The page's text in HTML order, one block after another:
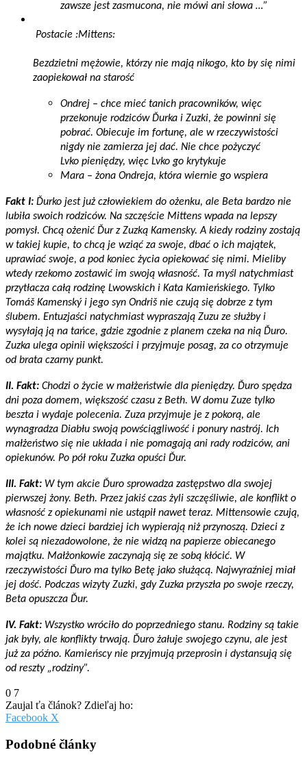
zawsze jest zasmucona, nie mówi ani słowa …”
Postacie :Mittens:
Bezdzietni mężowie, którzy nie mają nikogo, kto by się nimi
zaopiekował na starość
Ondrej – chce mieć tanich pracowników, więc
przekonuje rodziców Ďurka i Zuzki, że powinni się
pobrać. Obiecuje im fortunę, ale w rzeczywistości
nigdy nie zamierza jej dać. Nie chce pożyczyć
Lvko pieniędzy, więc Lvko go krytykuje
Mara – żona Ondreja, która wiernie go wspiera
Fakt I: Ďurko jest już człowiekiem do ożenku, ale Beta bardzo nie
lubiła swoich rodziców. Na szczęście Mittens wpada na lepszy
pomysł. Chcą ożenić Ďur z Zuzką Kamensky. A kiedy rodziny zostają
w takiej kupie, to chcą je wziąć za swoje, dbać o ich majątek,
uprawiać swoje, a pod koniec życia opiekować się nimi. Mieliby
wtedy rzekomo zostawić im swoją własność. Ta myśl natychmiast
przytłacza całą rodzinę Lwowskich i Kata Kamieńskiego. Tylko
Tomáš Kamenský i jego syn Ondriš nie czują się dobrze z tym
ślubem. Entuzjaści natychmiast wypraszają Zuzu ze służby i
wysyłają ją na tańce, gdzie zgodnie z planem czeka na nią Ďuro.
Zuzka ulega opinii większości i przyjmuje posag, za co otrzymuje
od brata czarny punkt.
II. Fakt: Chodzi o życie w małżeństwie dla pieniędzy. Ďuro spędza
dni poza domem, większość czasu z Beth. W domu Zuze tylko
beszta i wydaje polecenia. Zuza przyjmuje je z pokorą, ale
wynagradza Diabłu swoją powściągliwość i ponury nastrój. Ich
małżeństwo się nie układa i nie pomagają ani rady rodziców, ani
opiekunów. Po pół roku Zuzka opuści Ďur.
III. Fakt: W tym akcie Ďuro sprowadza zastępstwo dla swojej
pierwszej żony. Beth. Przez jakiś czas żyli szczęśliwie, ale konflikt o
własność z opiekunami nie ustąpił nawet teraz. Mittensowie czują,
że ich nowe dzieci bardziej ich wypierają niż przynoszą. Dzieci z
kolei są niezadowolone, że nie widzą na papierze obiecanego
majątku. Małżonkowie zaczynają się ze sobą kłócić. W
rzeczywistości Ďuro ma tylko Betę jako służącą. Najwyraźniej miał
jej dość. Podczas wizyty Zuzki, gdy Zuzka przyszła po swoje rzeczy,
Beta opuszcza Ďur.
IV. Fakt: Wszystko wróciło do poprzedniego stanu. Rodziny są takie
jak były, ale konflikty trwają. Ďuro żałuje swojego czynu, ale jest
już za późno. Kamieńscy nie przyjmują przeprosin i dystansują się
od reszty „rodziny”.
0 7
Zaujal ťa článok? Zdieľaj ho:
Facebook X
Email
Podobné články